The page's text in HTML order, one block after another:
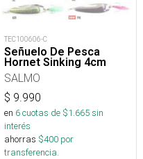
TEC100606-C
Señuelo De Pesca
Hornet Sinking 4cm
SALMO
$ 9.990
en 6cuotas de $1.665sin
interés
ahorras $400 por
transferencia.